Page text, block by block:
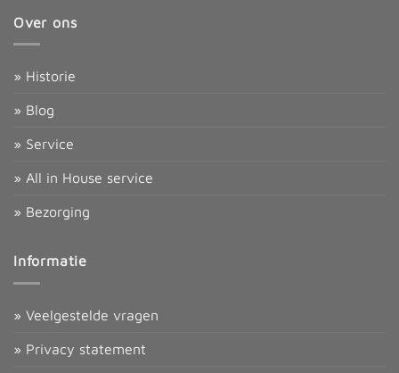
Over ons
» Historie
» Blog
» Service
» All in House service
» Bezorging
Informatie
» Veelgestelde vragen
» Privacy statement